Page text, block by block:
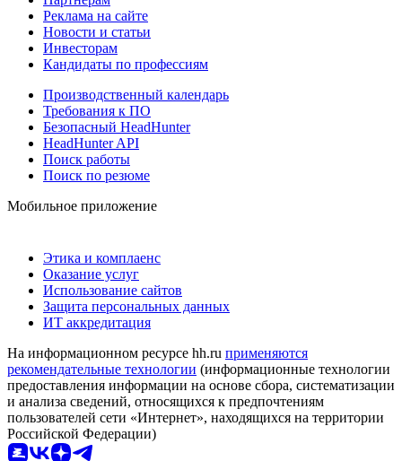
Реклама на сайте
Новости и статьи
Инвесторам
Кандидаты по профессиям
Производственный календарь
Требования к ПО
Безопасный HeadHunter
HeadHunter API
Поиск работы
Поиск по резюме
Мобильное приложение
Этика и комплаенс
Оказание услуг
Использование сайтов
Защита персональных данных
ИТ аккредитация
На информационном ресурсе hh.ru применяются
рекомендательные технологии (информационные технологии
предоставления информации на основе сбора, систематизации
и анализа сведений, относящихся к предпочтениям
пользователей сети «Интернет», находящихся на территории
Российской Федерации)